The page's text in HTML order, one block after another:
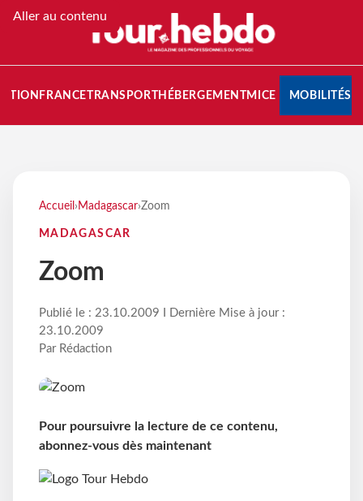
Aller au contenu
FRANCETRANSPORT HÉBERGEMENTMICE MOBILITÉS
Accueil › Madagascar›Zoom
MADAGASCAR
Zoom
Publié le : 23.10.2009 I Dernière Mise à jour :
23.10.2009
Par Rédaction
Pour poursuivre la lecture de ce contenu,
abonnez-vous dès maintenant